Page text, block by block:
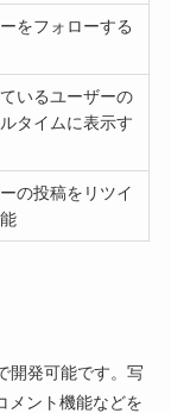
をフォローする
いるユーザーの
タイムに表示す
の投稿をリツイ
開発可能です。写
メント機能などを